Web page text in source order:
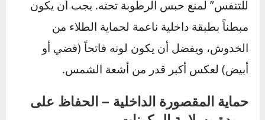
أنها تمنح السيارة لمعاناً دائماً وتجعل عملية الغسيل
أسهل بكثير. تعتبر استثماراً أولياً أعلى، لكنها توفر
حماية لا تضاهى.
غطاء السيارة الخارجي